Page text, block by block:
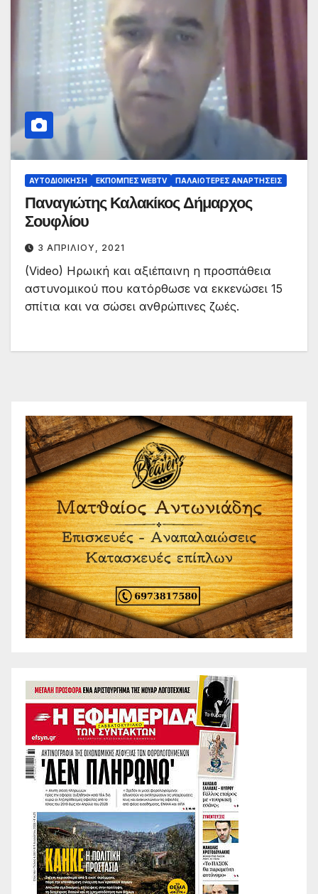
ΑΥΤΟΔΙΟΊΚΗΣΗ ΕΚΠΟΜΠΈΣ WEBTV ΠΑΛΑΙΟΤΕΡΕΣ ΑΝΑΡΤΗΣΕΙΣ
Παναγιώτης Καλακίκος Δήμαρχος
Σουφλίου
3 ΑΠΡΙΛΊΟΥ, 2021
(Video) Ηρωική και αξιέπαινη η προσπάθεια
αστυνομικού που κατόρθωσε να εκκενώσει 15
σπίτια και να σώσει ανθρώπινες ζωές.